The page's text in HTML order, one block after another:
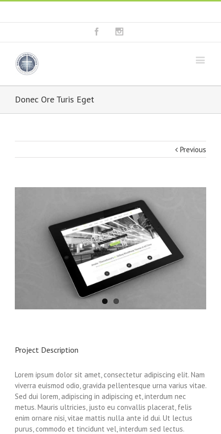
Facebook
Donec Ore Turis Eget
Previous
Project Description
Lorem ipsum dolor sit amet, consectetur adipiscing elit. Nam
viverra euismod odio, gravida pellentesque urna varius vitae.
Sed dui lorem, adipiscing in adipiscing et, interdum nec
metus. Mauris ultricies, justo eu convallis placerat, felis
enim ornare nisi, vitae mattis nulla ante id dui. Ut lectus
purus, commodo et tincidunt vel, interdum sed lectus.